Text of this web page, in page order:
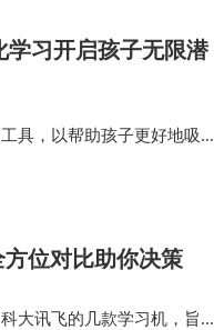
习开启孩子无限潜
具，以帮助孩子更好地吸收
化学习方案，帮助孩子在
位对比助你决策
大讯飞的几款学习机，旨在